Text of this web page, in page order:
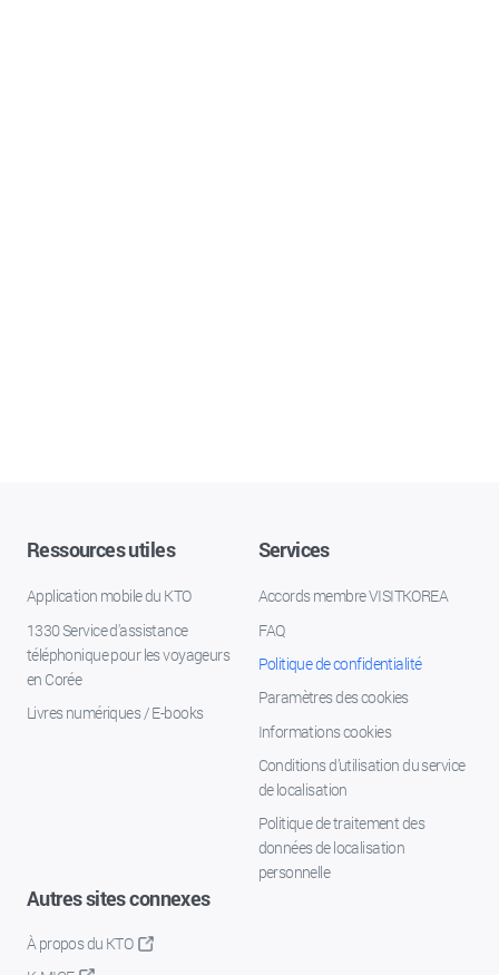
Ressources utiles
Application mobile du KTO
1330 Service d'assistance
téléphonique pour les voyageurs
en Corée
Livres numériques / E-books
Services
Accords membre VISITKOREA
FAQ
Politique de confidentialité
Paramètres des cookies
Informations cookies
Conditions d’utilisation du service
de localisation
Politique de traitement des
données de localisation
personnelle
Autres sites connexes
À propos du KTO